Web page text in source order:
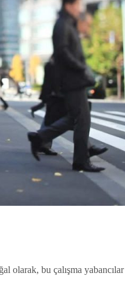
olarak, bu çalışma yabancılar